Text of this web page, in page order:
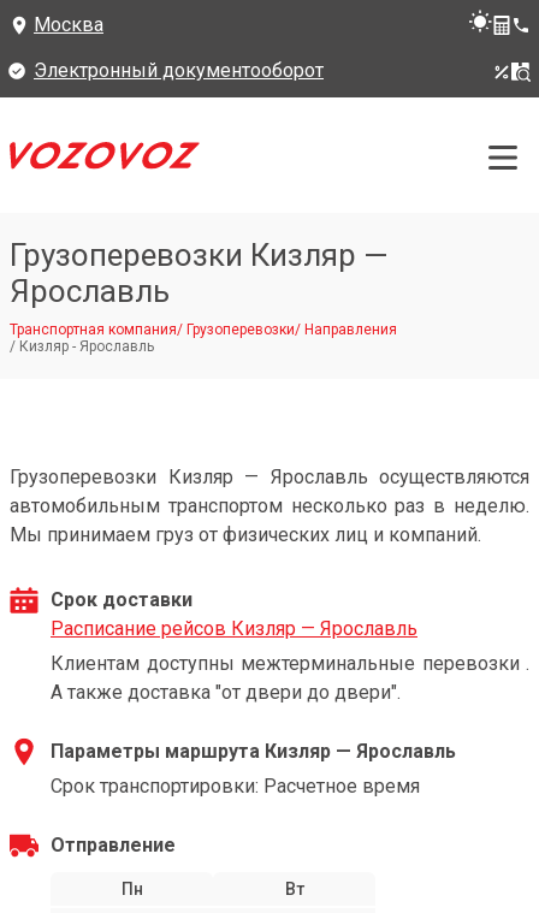
Москва
Электронный документооборот
Грузоперевозки Кизляр —
Ярославль
Транспортная компания/ Грузоперевозки/ Направления
/ Кизляр - Ярославль
Грузоперевозки Кизляр — Ярославль осуществляются
автомобильным транспортом несколько раз в неделю.
Мы принимаем груз от физических лиц и компаний.
Срок доставки
Расписание рейсов Кизляр — Ярославль
Клиентам доступны межтерминальные перевозки .
А также доставка "от двери до двери".
Параметры маршрута Кизляр — Ярославль
Срок транспортировки: Расчетное время
Отправление
Пн
Вт